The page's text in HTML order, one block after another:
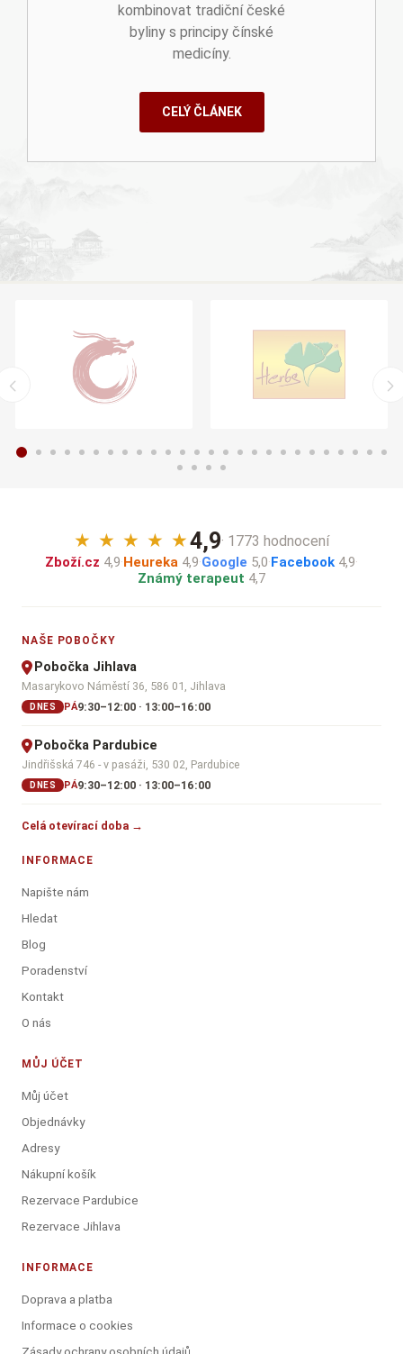
kombinovat tradiční české
byliny s principy čínské
medicíny.
CELÝ ČLÁNEK
★ ★ ★ ★ ★4,9· 1773 hodnocení
Zboží.cz 4,9·Heureka 4,9·Google 5,0·Facebook 4,9·
Známý terapeut 4,7
NAŠE POBOČKY
Pobočka Jihlava
Masarykovo Náměstí 36, 586 01, Jihlava
DNES PÁ9:30–12:00 · 13:00–16:00
Pobočka Pardubice
Jindřišská 746 - v pasáži, 530 02, Pardubice
DNES PÁ9:30–12:00 · 13:00–16:00
Celá otevírací doba →
INFORMACE
Napište nám
Hledat
Blog
Poradenství
Kontakt
O nás
MŮJ ÚČET
Můj účet
Objednávky
Adresy
Nákupní košík
Rezervace Pardubice
Rezervace Jihlava
INFORMACE
Doprava a platba
Informace o cookies